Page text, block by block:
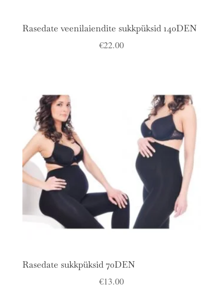
Rasedate veenilaiendite sukkpüksid 140DEN
€22.00
Rasedate sukkpüksid 70DEN
€13.00